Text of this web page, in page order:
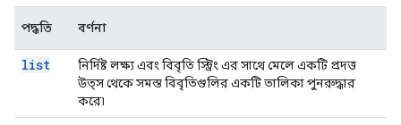
পদ্ধতি বর্ণনা
list
নির্দিষ্ট লক্ষ্য এবং বিবৃতি স্ট্রিং এর সাথে মেলে একটি প্রদত্ত
উত্স থেকে সমস্ত বিবৃতিগুলির একটি তালিকা পুনরুদ্ধার
করে৷